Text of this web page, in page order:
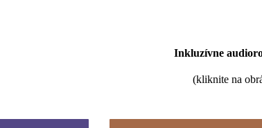
Inkluzívne
(kliknite na